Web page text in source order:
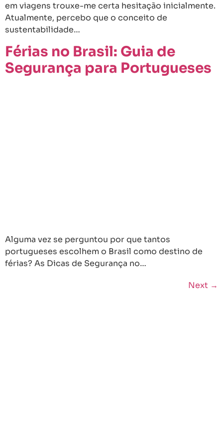
em viagens trouxe-me certa hesitação inicialmente.
Atualmente, percebo que o conceito de
sustentabilidade…
Férias no Brasil: Guia de
Segurança para Portugueses
Alguma vez se perguntou por que tantos
portugueses escolhem o Brasil como destino de
férias? As Dicas de Segurança no…
Next →